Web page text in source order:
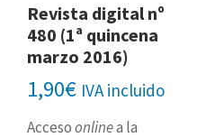
Revista digital nº
480 (1ª quincena
marzo 2016)
1,90€ IVA incluido
Accesoonlinea la